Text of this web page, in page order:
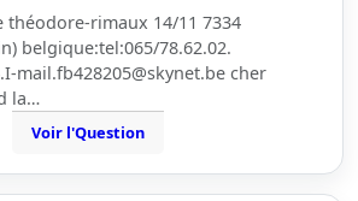
théodore-rimaux 14/11 7334
belgique:tel:065/78.62.02.
mail.fb428205@skynet.be cher
la…
Voir l'Question